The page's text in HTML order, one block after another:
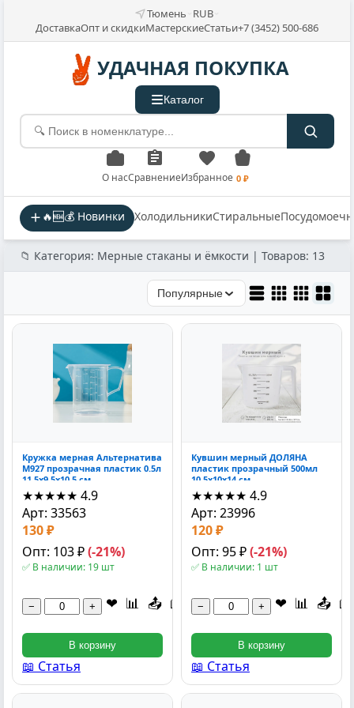
Тюмень RUB
ДоставкаОпт и скидкиМастерскиеСтатьи+7 (3452) 500-686
УДАЧНАЯ ПОКУПКА
Каталог
О насСравнениеИзбранное 0 ₽
🔥🆕💰 Новинки ХолодильникиСтиральные
📁 Категория: Мерные стаканы и ёмкости | Товаров: 13
Популярные
Кружка мерная Альтернатива
М927 прозрачная пластик 0.5л
11.5x9.5x10.5 см
★★★★★ 4.9
Арт: 33563
130 ₽
Опт: 103 ₽(-21%)
✅ В наличии: 19 шт
− + ❤ 📊 📤 📖
В корзину
📖 Статья
Кувшин мерный ДОЛЯНА
пластик прозрачный 500мл
10.5x10x14 см
★★★★★ 4.9
Арт: 23996
120 ₽
Опт: 95 ₽(-21%)
✅ В наличии: 1 шт
− + ❤ 📊 📤 📖
В корзину
📖 Статья